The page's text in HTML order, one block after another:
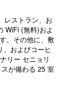
レストラン、お
WiFi (無料)およ
。その他に、敷
およびコーヒ
リー セニョリ
が備わる 25 室